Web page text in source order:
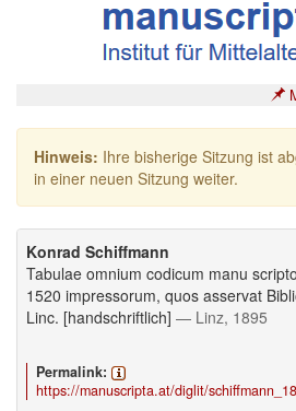
Hinweis: Ihre bisherige Sitzung ist
in einer neuen Sitzung weiter.
Konrad Schiffmann
Tabulae omnium codicum manu
1520 impressorum, quos asservat
Linc. [handschriftlich] — Linz, 1895
Permalink:
https://manuscripta.at/diglit/